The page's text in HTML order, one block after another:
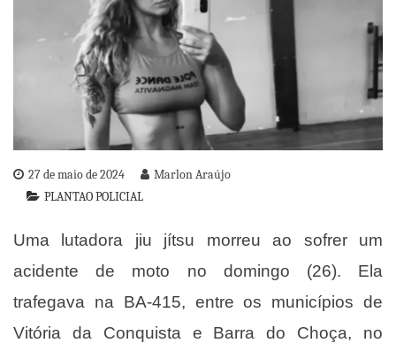
27 de maio de 2024
Marlon Araújo
PLANTAO POLICIAL
Uma lutadora jiu jítsu morreu ao sofrer um
acidente de moto no domingo (26). Ela
trafegava na BA-415, entre os municípios de
Vitória da Conquista e Barra do Choça, no